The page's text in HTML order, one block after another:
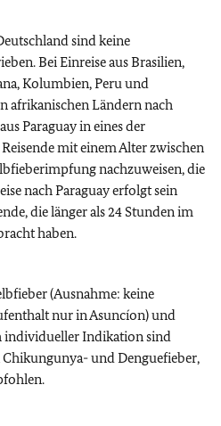
sind keine
Bei Einreise aus Brasilien,
Kolumbien, Peru und
afrikanischen Ländern nach
Paraguay in eines der
mit einem Alter zwischen
nachzuweisen, die
nach Paraguay erfolgt sein
die länger als 24 Stunden im
haben.
(Ausnahme: keine
nur in Asuncíon) und
individueller Indikation sind
und Denguefieber,